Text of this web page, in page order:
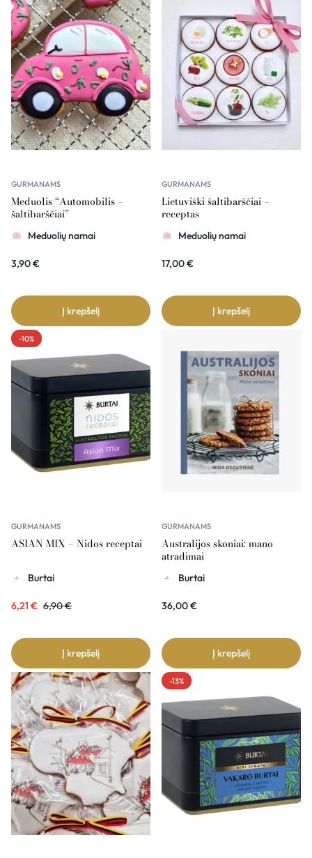
GURMANAMS
Meduolis “Automobilis –
šaltibarščiai”
Meduolių namai
3,90€
Į krepšelį
GURMANAMS
Lietuviški šaltibarščiai –
receptas
Meduolių namai
17,00€
Į krepšelį
-10%
GURMANAMS
ASIAN MIX – Nidos receptai
Burtai
6,21 € 6,90€
Į krepšelį
GURMANAMS
Australijos skoniai: mano
atradimai
Burtai
36,00€
Į krepšelį
-13%